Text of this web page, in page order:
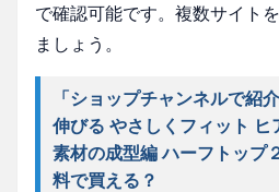
で確認可能です。複数サイト
ましょう。
「ショップチャンネルで
伸びる やさしくフィット
素材の成型編 ハーフトップ
料で買える？